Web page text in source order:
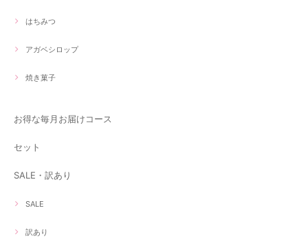
はちみつ
アガベシロップ
焼き菓子
お得な毎月お届けコース
セット
SALE・訳あり
SALE
訳あり